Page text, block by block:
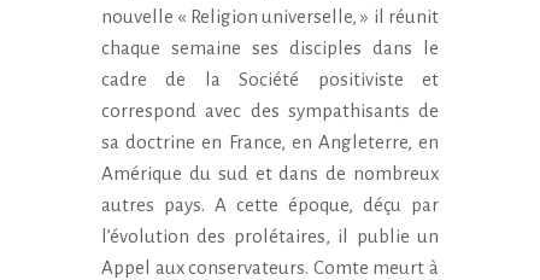
nouvelle « Religion universelle, » il réunit
chaque semaine ses disciples dans le
cadre de la Société positiviste et
correspond avec des sympathisants de
sa doctrine en France, en Angleterre, en
Amérique du sud et dans de nombreux
autres pays. A cette époque, déçu par
l’évolution des prolétaires, il publie un
Appel aux conservateurs. Comte meurt à